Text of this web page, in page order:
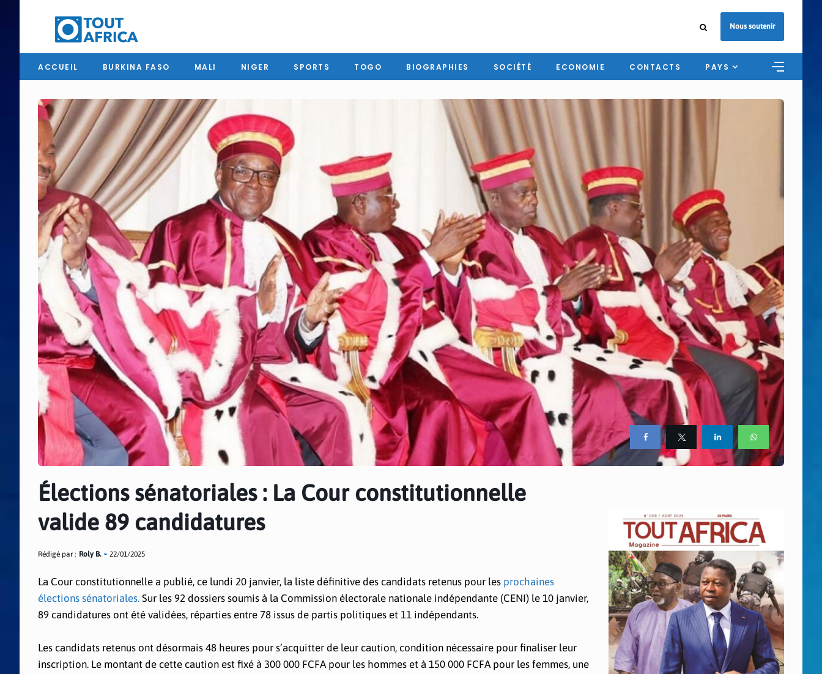
Nous soutenir
ACCUEIL BURKINA FASO MALI NIGER SPORTS TOGO BIOGRAPHIES SOCIÉTÉ ECONOMIE CONTACTS PAYS
Élections sénatoriales : La Cour constitutionnelle
valide 89 candidatures
Rédigé par : Roly B. 22/01/2025
La Cour constitutionnelle a publié, ce lundi 20 janvier, la liste définitive des candidats retenus pour les prochaines
élections sénatoriales. Sur les 92 dossiers soumis à la Commission électorale nationale indépendante (CENI) le 10 janvier,
89 candidatures ont été validées, réparties entre 78 issus de partis politiques et 11 indépendants.
Les candidats retenus ont désormais 48 heures pour s’acquitter de leur caution, condition nécessaire pour finaliser leur
inscription. Le montant de cette caution est fixé à 300 000 FCFA pour les hommes et à 150 000 FCFA pour les femmes, une